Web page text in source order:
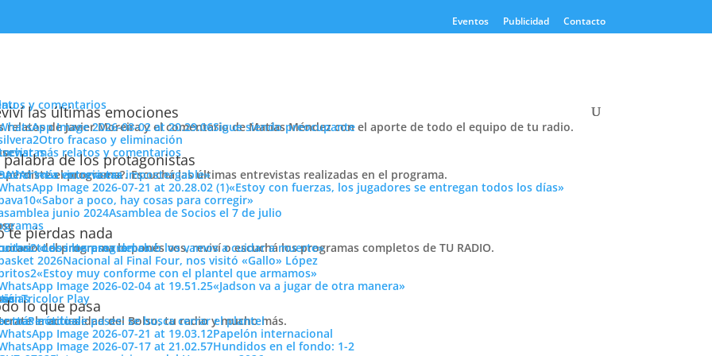
Eventos Publicidad Contacto
y comentarios
las últimas emociones
relatos de Javier Moreira y el comentario de Matías Méndez con el aporte de todo el equipo de tu radio.
Sigue siendo preocupante
Otro fracaso y eliminación
más relatos y comentarios
palabra de los protagonistas
perdiste el programa?. Escuchá las últimas entrevistas realizadas en el programa.
más entrevistas
«La victoria era impostergable»
«Estoy con fuerzas, los jugadores se entregan todos los días»
«Sabor a poco, hay cosas para corregir»
Asamblea de Socios el 7 de julio
te pierdas nada
del programa lo ponés vos, reviví o escuchá los programas completos de TU RADIO.
todos los programas
«Los intereses del club los vamos a cuidar a muerte»
Nacional al Final Four, nos visitó «Gallo» López
«Estoy muy conforme con el plantel que armamos»
«Jadson va a jugar de otra manera»
Play
lo que pasa
la actualidad del Bolso, tu radio y mucho más.
más noticias
Período de pases: se busca cerrar el plantel
Papelón internacional
Hundidos en el fondo: 1-2
Central en la novena fecha
Uruguayo, donde Nacional iba a debutar ante Cerro Largo de
el arranque.
Tweets by PasionTricolor1